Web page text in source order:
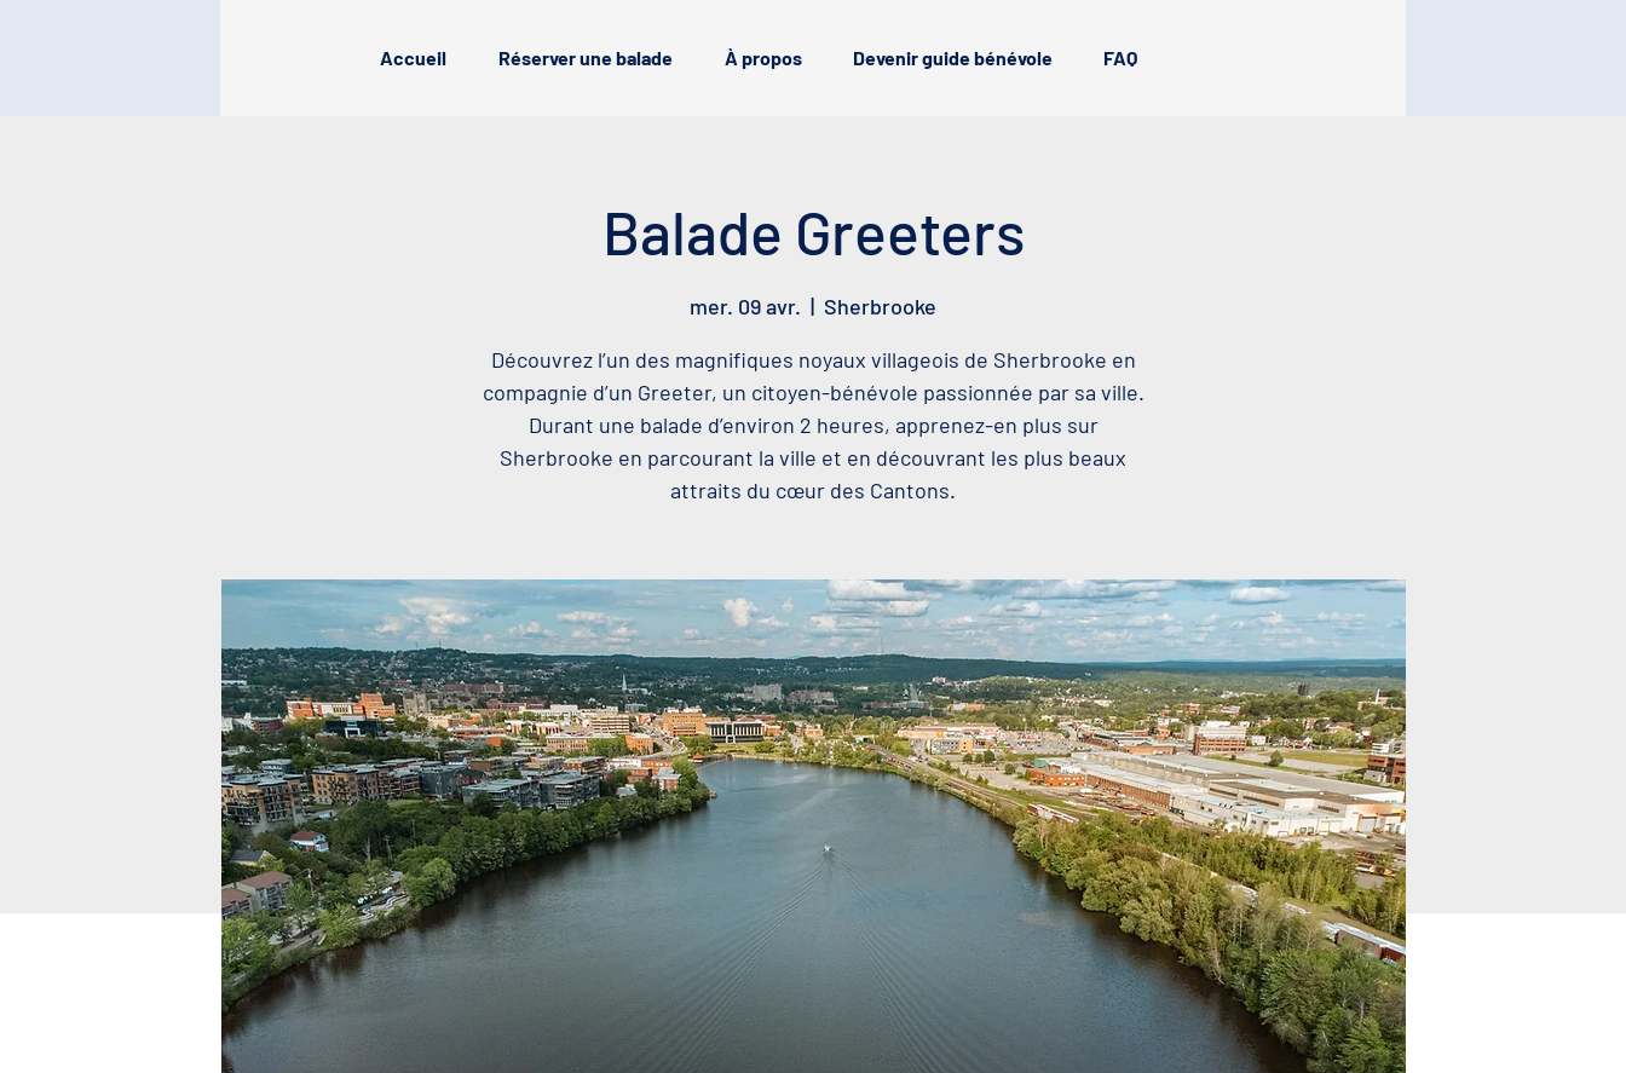
Accueil Réserver une balade À propos Devenir guide bénévole FAQ
Balade Greeters
mer. 09 avr.
  |
Sherbrooke
Découvrez l’un des magnifiques noyaux villageois de Sherbrooke en
compagnie d’un Greeter, un citoyen-bénévole passionnée par sa ville.
Durant une balade d’environ 2 heures, apprenez-en plus sur
Sherbrooke en parcourant la ville et en découvrant les plus beaux
attraits du cœur des Cantons.